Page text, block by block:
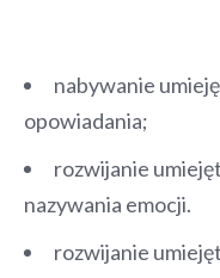
nabywanie
opowiadania;
rozwijanie
nazywania emocji.
rozwijanie